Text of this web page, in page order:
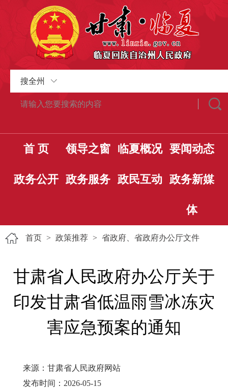
搜全州
首 页 领导之窗 临夏概况 要闻动态
政务公开 政务服务 政民互动 政务新媒
体
首页 > 政策推荐 > 省政府、省政府办公厅文件
甘肃省人民政府办公厅关于
印发甘肃省低温雨雪冰冻灾
害应急预案的通知
来源：甘肃省人民政府网站
发布时间：2026-05-15